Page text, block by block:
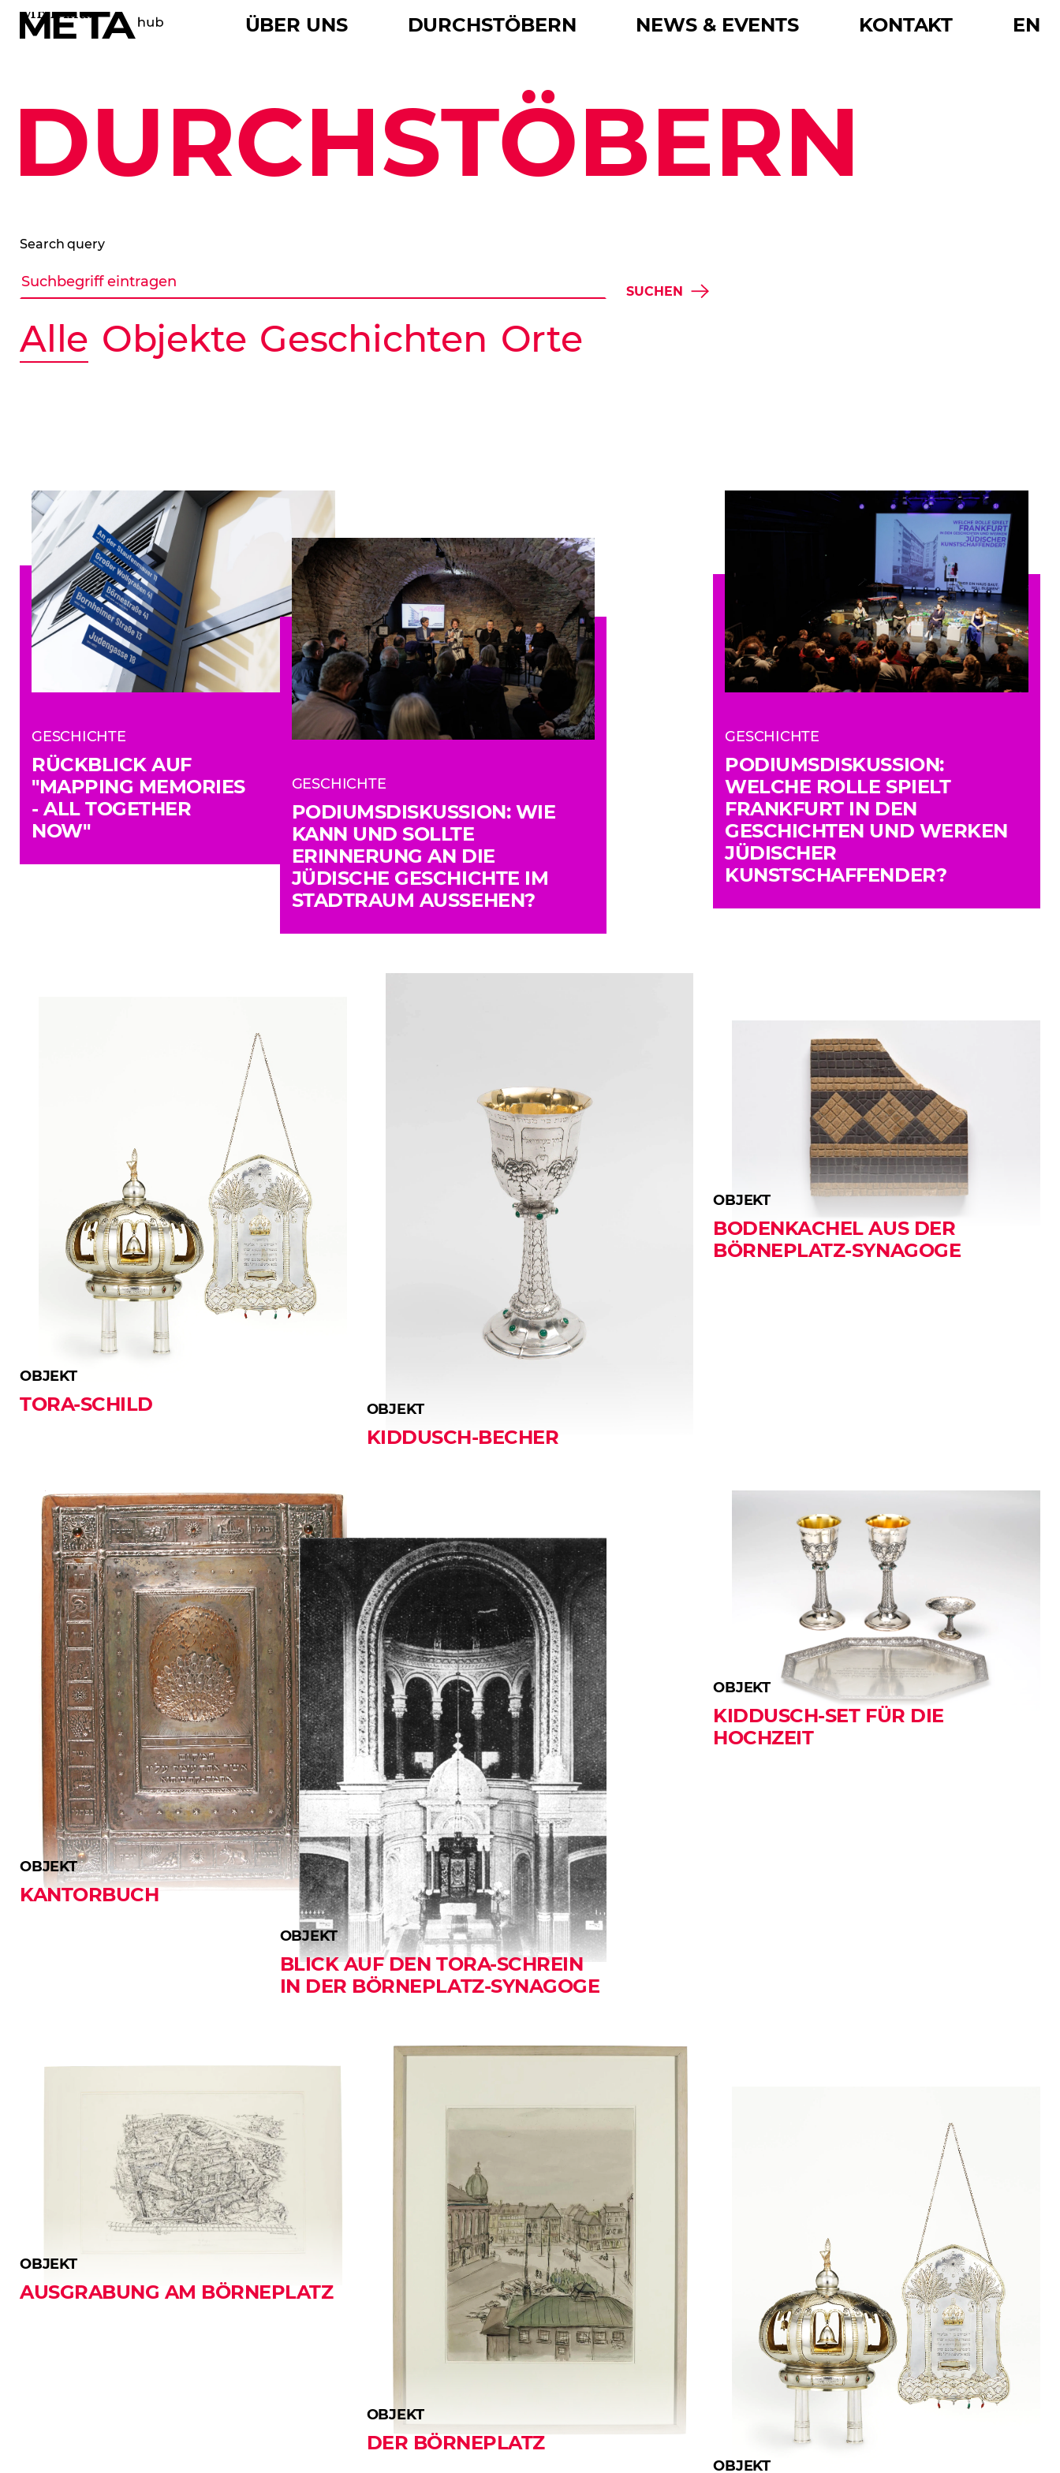
METAhub ÜBER UNS DURCHSTÖBERN NEWS & EVENTS KONTAKT EN
DURCHSTÖBERN
Search query
SUCHEN
Alle Objekte Geschichten Orte
GESCHICHTE
RÜCKBLICK AUF
"MAPPING MEMORIES
- ALL TOGETHER
NOW"
GESCHICHTE
PODIUMSDISKUSSION: WIE
KANN UND SOLLTE
ERINNERUNG AN DIE
JÜDISCHE GESCHICHTE IM
STADTRAUM AUSSEHEN?
GESCHICHTE
PODIUMSDISKUSSION:
WELCHE ROLLE SPIELT
FRANKFURT IN DEN
GESCHICHTEN UND WERKEN
JÜDISCHER
KUNSTSCHAFFENDER?
OBJEKT
TORA-SCHILD OBJEKT
KIDDUSCH-BECHER
OBJEKT
BODENKACHEL AUS DER
BÖRNEPLATZ-SYNAGOGE
OBJEKT
KANTORBUCH
OBJEKT
BLICK AUF DEN TORA-SCHREIN
IN DER BÖRNEPLATZ-SYNAGOGE
OBJEKT
KIDDUSCH-SET FÜR DIE
HOCHZEIT
OBJEKT
AUSGRABUNG AM BÖRNEPLATZ
OBJEKT
DER BÖRNEPLATZ
OBJEKT